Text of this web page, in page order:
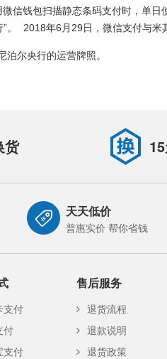
信钱包扫描静态条码支付时，单
。
2018年6月29日，微信支付与米
尔央行的运营牌照。
货
天天低价
普惠实价 帮你省钱
支付
付
支付
售后服务
退货流程
退款说明
退货政策